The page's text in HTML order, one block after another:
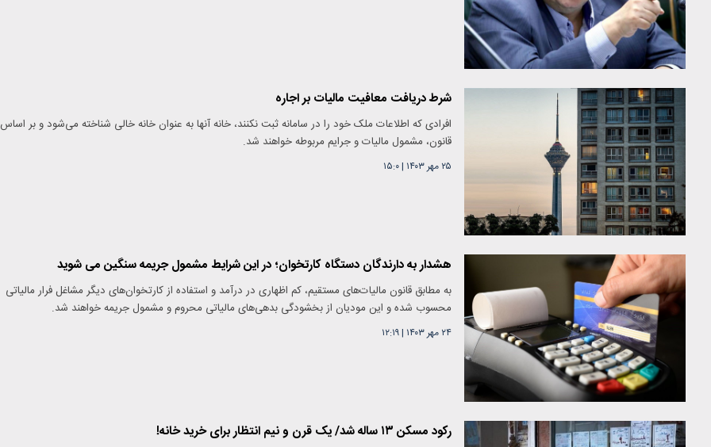
شرط دریافت معافیت مالیات بر اجاره
افرادی که اطلاعات ملک خود را در سامانه ثبت نکنند، خانه آنها به عنوان خانه خالی شناخته می‌شود و بر اساس
قانون، مشمول مالیات و جرایم مربوطه خواهند شد.
۲۵ مهر ۱۴۰۳ |۱۵:۰
هشدار به دارندگان دستگاه کارتخوان؛ در این شرایط مشمول جریمه سنگین می شوید
به مطابق قانون مالیات‌های مستقیم، کم اظهاری در درآمد و استفاده از کارتخوان‌های دیگر مشاغل فرار مالیاتی
محسوب شده و این مودیان از بخشودگی بدهی‌های مالیاتی محروم و مشمول جریمه خواهند شد.
۲۴ مهر ۱۴۰۳ |۱۲:۱۹
رکود مسکن ۱۳ ساله شد/ یک قرن و نیم انتظار برای خرید خانه!